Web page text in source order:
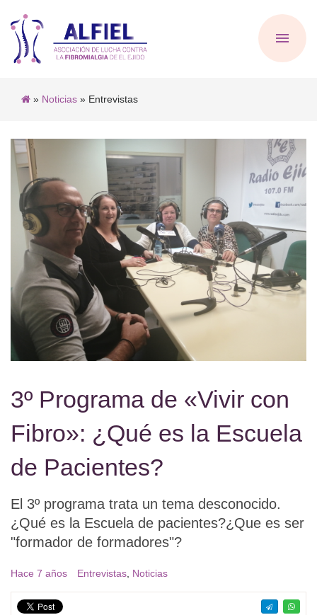
» Noticias » Entrevistas
3º Programa de «Vivir con
Fibro»: ¿Qué es la Escuela
de Pacientes?
El 3º programa trata un tema desconocido.
¿Qué es la Escuela de pacientes?¿Que es ser
"formador de formadores"?
Hace 7 años Entrevistas Noticias